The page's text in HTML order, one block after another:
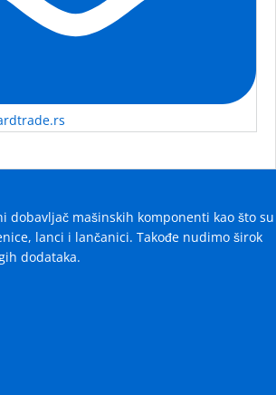
dobavljač mašinskih komponenti kao što su
lanci i lančanici. Takođe nudimo širok
dodataka.